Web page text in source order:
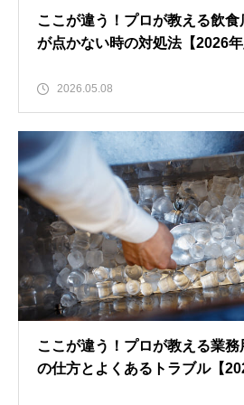
ここが違う！プロが教える飲
が点かない時の対処法【2026年
2026.05.08
ここが違う！プロが教える業
の仕方とよくあるトラブル【